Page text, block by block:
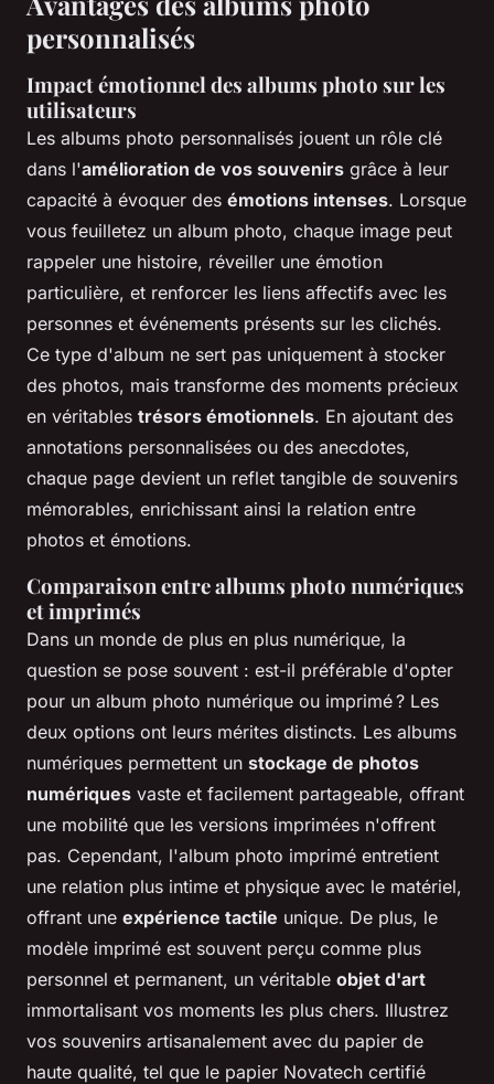
personnalisés
Impact émotionnel des albums photo sur les
utilisateurs
Les albums photo personnalisés jouent un rôle clé
dans l'amélioration de vos souvenirs grâce à leur
capacité à évoquer des émotions intenses. Lorsque
vous feuilletez un album photo, chaque image peut
rappeler une histoire, réveiller une émotion
particulière, et renforcer les liens affectifs avec les
personnes et événements présents sur les clichés.
Ce type d'album ne sert pas uniquement à stocker
des photos, mais transforme des moments précieux
en véritables trésors émotionnels. En ajoutant des
annotations personnalisées ou des anecdotes,
chaque page devient un reflet tangible de souvenirs
mémorables, enrichissant ainsi la relation entre
photos et émotions.
Comparaison entre albums photo numériques
et imprimés
Dans un monde de plus en plus numérique, la
question se pose souvent : est-il préférable d'opter
pour un album photo numérique ou imprimé ? Les
deux options ont leurs mérites distincts. Les albums
numériques permettent un stockage de photos
numériques vaste et facilement partageable, offrant
une mobilité que les versions imprimées n'offrent
pas. Cependant, l'album photo imprimé entretient
une relation plus intime et physique avec le matériel,
offrant une expérience tactile unique. De plus, le
modèle imprimé est souvent perçu comme plus
personnel et permanent, un véritable objet d'art
immortalisant vos moments les plus chers. Illustrez
vos souvenirs artisanalement avec du papier de
haute qualité, tel que le papier Novatech certifié